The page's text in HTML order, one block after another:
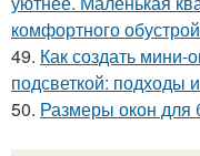
комфортного
49. Как создать мини-
подсветкой: подходы
50. Размеры окон